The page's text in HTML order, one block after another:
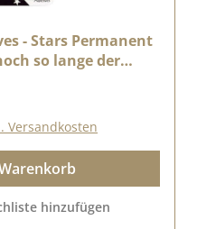
- Stars Permanent
so lange der
Versandkosten
hinzufügen